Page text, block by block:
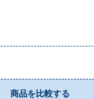
商品を比較する